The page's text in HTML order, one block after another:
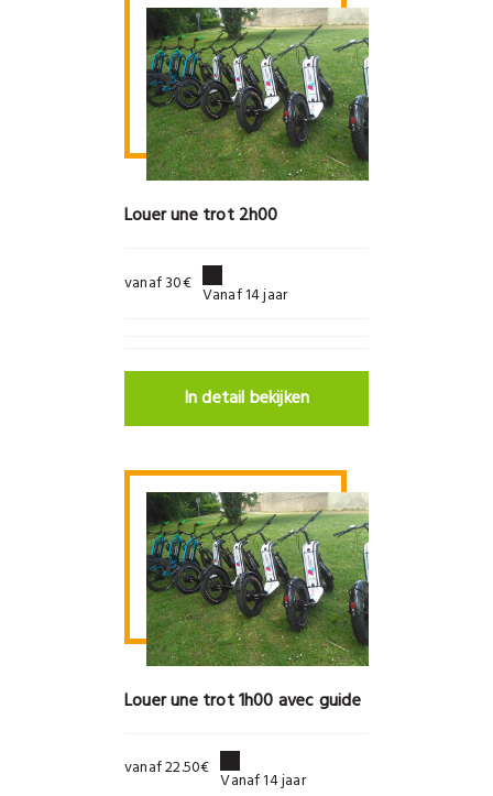
Louer une trot 2h00
vanaf 30€ Vanaf 14 jaar
In detail bekijken
Louer une trot 1h00 avec guide
vanaf 22.50€ Vanaf 14 jaar